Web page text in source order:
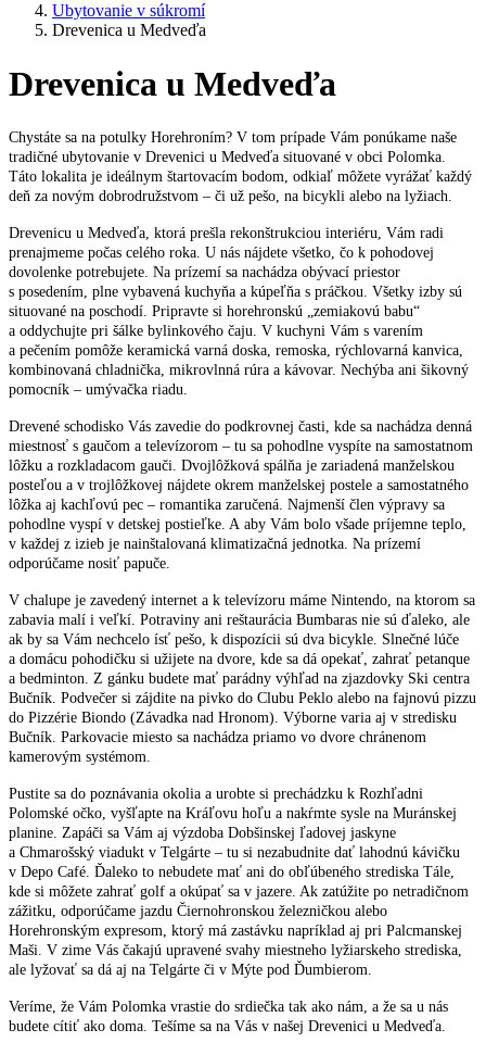
Ubytovanie v súkromí
Drevenica u Medveďa
Drevenica u Medveďa
Chystáte sa na potulky Horehroním? V tom prípade Vám ponúkame naše
tradičné ubytovanie v Drevenici u Medveďa situované v obci Polomka.
Táto lokalita je ideálnym štartovacím bodom, odkiaľ môžete vyrážať každý
deň za novým dobrodružstvom – či už pešo, na bicykli alebo na lyžiach.
Drevenicu u Medveďa, ktorá prešla rekonštrukciou interiéru, Vám radi
prenajmeme počas celého roka. U nás nájdete všetko, čo k pohodovej
dovolenke potrebujete. Na prízemí sa nachádza obývací priestor
s posedením, plne vybavená kuchyňa a kúpeľňa s práčkou. Všetky izby sú
situované na poschodí. Pripravte si horehronskú „zemiakovú babu“
a oddychujte pri šálke bylinkového čaju. V kuchyni Vám s varením
a pečením pomôže keramická varná doska, remoska, rýchlovarná kanvica,
kombinovaná chladnička, mikrovlnná rúra a kávovar. Nechýba ani šikovný
pomocník – umývačka riadu.
Drevené schodisko Vás zavedie do podkrovnej časti, kde sa nachádza denná
miestnosť s gaučom a televízorom – tu sa pohodlne vyspíte na samostatnom
lôžku a rozkladacom gauči. Dvojlôžková spálňa je zariadená manželskou
posteľou a v trojlôžkovej nájdete okrem manželskej postele a samostatného
lôžka aj kachľovú pec – romantika zaručená. Najmenší člen výpravy sa
pohodlne vyspí v detskej postieľke. A aby Vám bolo všade príjemne teplo,
v každej z izieb je nainštalovaná klimatizačná jednotka. Na prízemí
odporúčame nosiť papuče.
V chalupe je zavedený internet a k televízoru máme Nintendo, na ktorom sa
zabavia malí i veľkí. Potraviny ani reštaurácia Bumbaras nie sú ďaleko, ale
ak by sa Vám nechcelo ísť pešo, k dispozícii sú dva bicykle. Slnečné lúče
a domácu pohodičku si užijete na dvore, kde sa dá opekať, zahrať petanque
a bedminton. Z gánku budete mať parádny výhľad na zjazdovky Ski centra
Bučník. Podvečer si zájdite na pivko do Clubu Peklo alebo na fajnovú pizzu
do Pizzérie Biondo (Závadka nad Hronom). Výborne varia aj v stredisku
Bučník. Parkovacie miesto sa nachádza priamo vo dvore chránenom
kamerovým systémom.
Pustite sa do poznávania okolia a urobte si prechádzku k Rozhľadni
Polomské očko, vyšľapte na Kráľovu hoľu a nakŕmte sysle na Muránskej
planine. Zapáči sa Vám aj výzdoba Dobšinskej ľadovej jaskyne
a Chmarošský viadukt v Telgárte – tu si nezabudnite dať lahodnú kávičku
v Depo Café. Ďaleko to nebudete mať ani do obľúbeného strediska Tále,
kde si môžete zahrať golf a okúpať sa v jazere. Ak zatúžite po netradičnom
zážitku, odporúčame jazdu Čiernohronskou železničkou alebo
Horehronským expresom, ktorý má zastávku napríklad aj pri Palcmanskej
Maši. V zime Vás čakajú upravené svahy miestneho lyžiarskeho strediska,
ale lyžovať sa dá aj na Telgárte či v Mýte pod Ďumbierom.
Veríme, že Vám Polomka vrastie do srdiečka tak ako nám, a že sa u nás
budete cítiť ako doma. Tešíme sa na Vás v našej Drevenici u Medveďa.